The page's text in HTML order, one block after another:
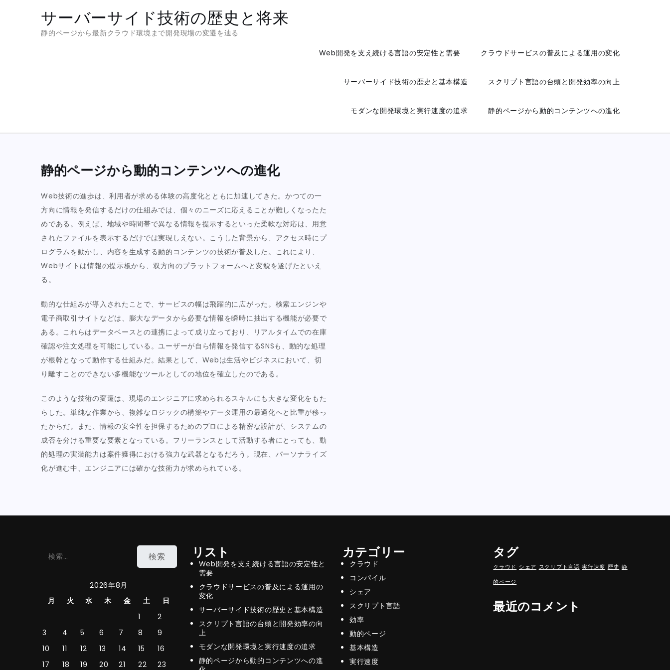
サーバーサイド技術の歴史と将来
静的ページから最新クラウド環境まで開発現場の変遷を辿る
Web開発を支え続ける言語の安定性と需要
クラウドサービスの普及による運用の変化
サーバーサイド技術の歴史と基本構造 スクリプト言語の台頭と開発効率の向上
モダンな開発環境と実行速度の追求 静的ページから動的コンテンツへの進化
静的ページから動的コンテンツへの進化
Web技術の進歩は、利用者が求める体験の高度化とともに加速してきた。かつての一
方向に情報を発信するだけの仕組みでは、個々のニーズに応えることが難しくなったた
めである。例えば、地域や時間帯で異なる情報を提示するといった柔軟な対応は、用意
されたファイルを表示するだけでは実現しえない。こうした背景から、アクセス時にプ
ログラムを動かし、内容を生成する動的コンテンツの技術が普及した。これにより、
Webサイトは情報の提示板から、双方向のプラットフォームへと変貌を遂げたといえ
る。
動的な仕組みが導入されたことで、サービスの幅は飛躍的に広がった。検索エンジンや
電子商取引サイトなどは、膨大なデータから必要な情報を瞬時に抽出する機能が必要で
ある。これらはデータベースとの連携によって成り立っており、リアルタイムでの在庫
確認や注文処理を可能にしている。ユーザーが自ら情報を発信するSNSも、動的な処理
が根幹となって動作する仕組みだ。結果として、Webは生活やビジネスにおいて、切
り離すことのできない多機能なツールとしての地位を確立したのである。
このような技術の変遷は、現場のエンジニアに求められるスキルにも大きな変化をもた
らした。単純な作業から、複雑なロジックの構築やデータ運用の最適化へと比重が移っ
たからだ。また、情報の安全性を担保するためのプロによる精密な設計が、システムの
成否を分ける重要な要素となっている。フリーランスとして活動する者にとっても、動
的処理の実装能力は案件獲得における強力な武器となるだろう。現在、パーソナライズ
化が進む中、エンジニアには確かな技術力が求められている。
2026年8月
月
火 水 木 金 土
日
1
2
3
4 5 6 7 8
9
10
11 12 13 14 15
16
17
18 19 20 21 22 23
リスト
Web開発を支え続ける言語の安定性と
需要
クラウドサービスの普及による運用の
変化
サーバーサイド技術の歴史と基本構造
スクリプト言語の台頭と開発効率の向
上
モダンな開発環境と実行速度の追求
静的ページから動的コンテンツへの進
カテゴリー
クラウド
コンパイル
シェア
スクリプト言語
効率
動的ページ
基本構造
実行速度
タグ
クラウド シェア スクリプト言語 実行速度 歴史 静
的ページ
最近のコメント